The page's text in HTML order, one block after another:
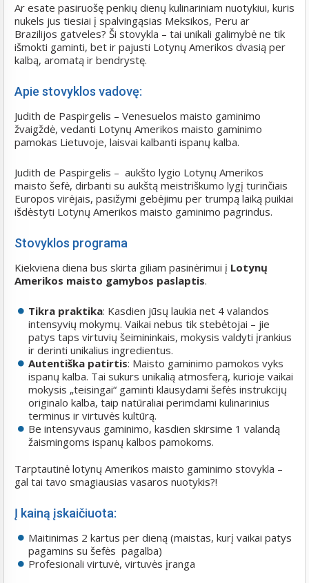
Ar esate pasiruošę penkių dienų kulinariniam nuotykiui, kuris
nukels jus tiesiai į spalvingąsias Meksikos, Peru ar
Brazilijos gatveles? Ši stovykla – tai unikali galimybė ne tik
išmokti gaminti, bet ir pajusti Lotynų Amerikos dvasią per
kalbą, aromatą ir bendrystę.
Apie stovyklos vadovę:
Judith de Paspirgelis – Venesuelos maisto gaminimo
žvaigždė, vedanti Lotynų Amerikos maisto gaminimo
pamokas Lietuvoje, laisvai kalbanti ispanų kalba.
Judith de Paspirgelis – aukšto lygio Lotynų Amerikos
maisto šefė, dirbanti su aukštą meistriškumo lygį turinčiais
Europos virėjais, pasižymi gebėjimu per trumpą laiką puikiai
išdėstyti Lotynų Amerikos maisto gaminimo pagrindus.
Stovyklos programa
Kiekviena diena bus skirta giliam pasinėrimui į Lotynų
Amerikos maisto gamybos paslaptis.
Tikra praktika: Kasdien jūsų laukia net 4 valandos
intensyvių mokymų. Vaikai nebus tik stebėtojai – jie
patys taps virtuvių šeimininkais, mokysis valdyti įrankius
ir derinti unikalius ingredientus.
Autentiška patirtis: Maisto gaminimo pamokos vyks
ispanų kalba. Tai sukurs unikalią atmosferą, kurioje vaikai
mokysis „teisingai“ gaminti klausydami šefės instrukcijų
originalo kalba, taip natūraliai perimdami kulinarinius
terminus ir virtuvės kultūrą.
Be intensyvaus gaminimo, kasdien skirsime 1 valandą
žaismingoms ispanų kalbos pamokoms.
Tarptautinė lotynų Amerikos maisto gaminimo stovykla –
gal tai tavo smagiausias vasaros nuotykis?!
Į kainą įskaičiuota:
Maitinimas 2 kartus per dieną (maistas, kurį vaikai patys
pagamins su šefės pagalba)
Profesionali virtuvė, virtuvės įranga